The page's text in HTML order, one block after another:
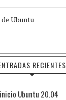
Ubuntu
RECIENTES
Ubuntu 20.04